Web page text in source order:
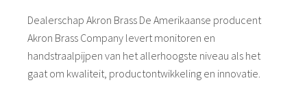
Dealerschap Akron Brass De Amerikaanse producent
Akron Brass Company levert monitoren en
handstraalpijpen van het allerhoogste niveau als het
gaat om kwaliteit, productontwikkeling en innovatie.